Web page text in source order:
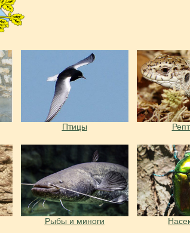
Птицы
Рыбы и миноги